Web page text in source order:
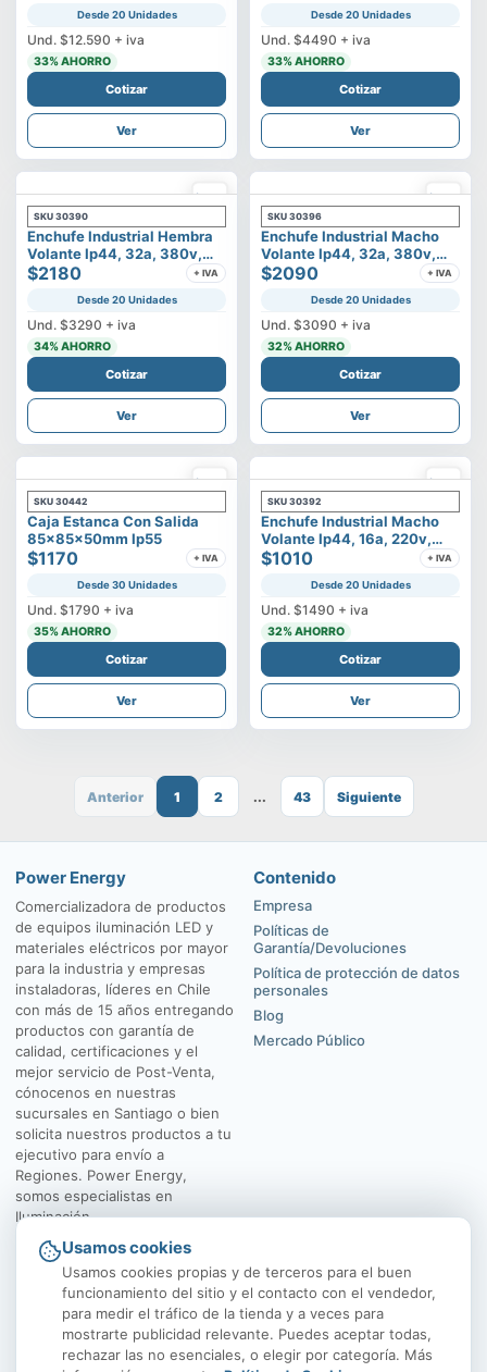
Desde 20 Unidades
Und. $12.590 + iva
33% AHORRO
Cotizar
Ver
Desde 20 Unidades
Und. $4490 + iva
33% AHORRO
Cotizar
Ver
SKU 30390
Enchufe Industrial Hembra
Volante Ip44, 32a, 380v,
3p+t
$2180 + IVA
Desde 20 Unidades
Und. $3290 + iva
34% AHORRO
Cotizar
Ver
SKU 30396
Enchufe Industrial Macho
Volante Ip44, 32a, 380v,
3p+t
$2090 + IVA
Desde 20 Unidades
Und. $3090 + iva
32% AHORRO
Cotizar
Ver
SKU 30442
Caja Estanca Con Salida
85x85x50mm Ip55
$1170 + IVA
Desde 30 Unidades
Und. $1790 + iva
35% AHORRO
Cotizar
Ver
SKU 30392
Enchufe Industrial Macho
Volante Ip44, 16a, 220v,
2p+t
$1010 + IVA
Desde 20 Unidades
Und. $1490 + iva
32% AHORRO
Cotizar
Ver
Anterior 1 2 ... 43 Siguiente
Power Energy
Comercializadora de productos
de equipos iluminación LED y
materiales eléctricos por mayor
para la industria y empresas
instaladoras, líderes en Chile
con más de 15 años entregando
productos con garantía de
calidad, certificaciones y el
mejor servicio de Post-Venta,
cónocenos en nuestras
sucursales en Santiago o bien
solicita nuestros productos a tu
ejecutivo para envío a
Regiones. Power Energy,
somos especialistas en
Iluminación.
Contenido
Empresa
Políticas de
Garantía/Devoluciones
Política de protección de datos
personales
Blog
Mercado Público
El Rosal 4547, Huechuraba
Usamos cookies
Usamos cookies propias y de terceros para el buen
funcionamiento del sitio y el contacto con el vendedor,
para medir el tráfico de la tienda y a veces para
mostrarte publicidad relevante. Puedes aceptar todas,
rechazar las no esenciales, o elegir por categoría. Más